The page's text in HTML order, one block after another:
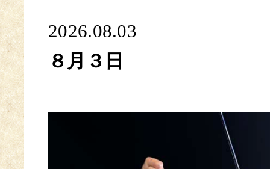
2026.08.03
８月３日